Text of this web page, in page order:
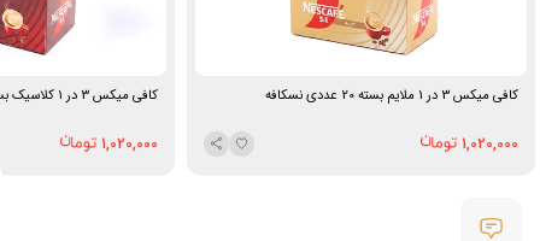
کافی میکس 3 در 1 ملایم بسته 20 عددی نسکافه
1,020,000
کافی میکس 3 در 1 کلاسیک بسته 20 عددی نسکافه
1,020,000